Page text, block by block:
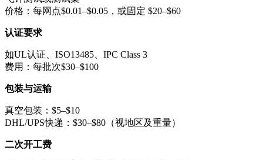
价格：每网点$0.01–$0.05，或固定 $20–$60
认证要求
如UL认证、ISO13485、IPC Class 3
费用：每批次$30–$100
包装与运输
真空包装：$5–$10
DHL/UPS快递：$30–$80（视地区及重量）
二次开工费